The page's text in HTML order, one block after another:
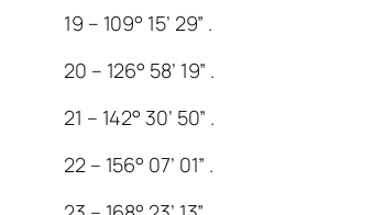
19 – 109° 15’ 29” .
20 – 126° 58’ 19” .
21 – 142° 30’ 50” .
22 – 156° 07’ 01” .